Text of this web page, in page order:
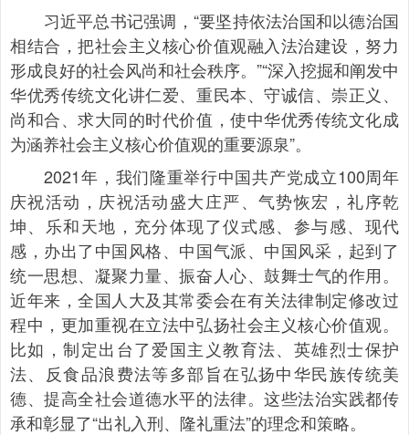
习近平总书记强调，“要坚持依法治国和以德治国
相结合，把社会主义核心价值观融入法治建设，努力
形成良好的社会风尚和社会秩序。”“深入挖掘和阐发中
华优秀传统文化讲仁爱、重民本、守诚信、崇正义、
尚和合、求大同的时代价值，使中华优秀传统文化成
为涵养社会主义核心价值观的重要源泉”。
2021年，我们隆重举行中国共产党成立100周年
庆祝活动，庆祝活动盛大庄严、气势恢宏，礼序乾
坤、乐和天地，充分体现了仪式感、参与感、现代
感，办出了中国风格、中国气派、中国风采，起到了
统一思想、凝聚力量、振奋人心、鼓舞士气的作用。
近年来，全国人大及其常委会在有关法律制定修改过
程中，更加重视在立法中弘扬社会主义核心价值观。
比如，制定出台了爱国主义教育法、英雄烈士保护
法、反食品浪费法等多部旨在弘扬中华民族传统美
德、提高全社会道德水平的法律。这些法治实践都传
承和彰显了“出礼入刑、隆礼重法”的理念和策略。